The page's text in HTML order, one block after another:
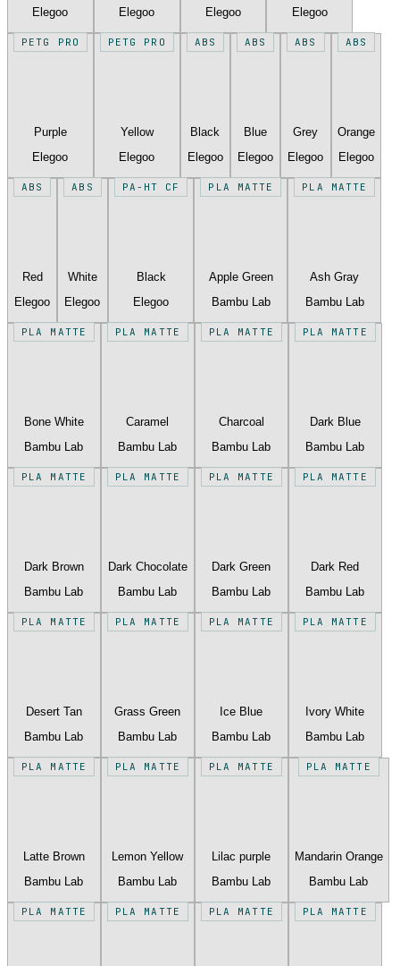
Elegoo
Elegoo
Elegoo
Elegoo
PETG PRO
Purple
Elegoo
PETG PRO
Yellow
Elegoo
ABS
Black
Elegoo
ABS
Blue
Elegoo
ABS
Grey
Elegoo
ABS
Orange
Elegoo
ABS
Red
Elegoo
ABS
White
Elegoo
PA-HT CF
Black
Elegoo
PLA MATTE
Apple Green
Bambu Lab
PLA MATTE
Ash Gray
Bambu Lab
PLA MATTE
Bone White
Bambu Lab
PLA MATTE
Caramel
Bambu Lab
PLA MATTE
Charcoal
Bambu Lab
PLA MATTE
Dark Blue
Bambu Lab
PLA MATTE
Dark Brown
Bambu Lab
PLA MATTE
Dark Chocolate
Bambu Lab
PLA MATTE
Dark Green
Bambu Lab
PLA MATTE
Dark Red
Bambu Lab
PLA MATTE
Desert Tan
Bambu Lab
PLA MATTE
Grass Green
Bambu Lab
PLA MATTE
Ice Blue
Bambu Lab
PLA MATTE
Ivory White
Bambu Lab
PLA MATTE
Latte Brown
Bambu Lab
PLA MATTE
Lemon Yellow
Bambu Lab
PLA MATTE
Lilac purple
Bambu Lab
PLA MATTE
Mandarin Orange
Bambu Lab
PLA MATTE PLA MATTE PLA MATTE PLA MATTE